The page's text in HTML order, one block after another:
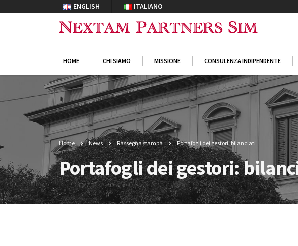
ENGLISH ITALIANO
HOME CHI SIAMO MISSIONE CONSULENZA INDIPENDENTE
Home News Rassegna stampa Portafogli dei gestori: bilanciati
Portafogli dei gestori: